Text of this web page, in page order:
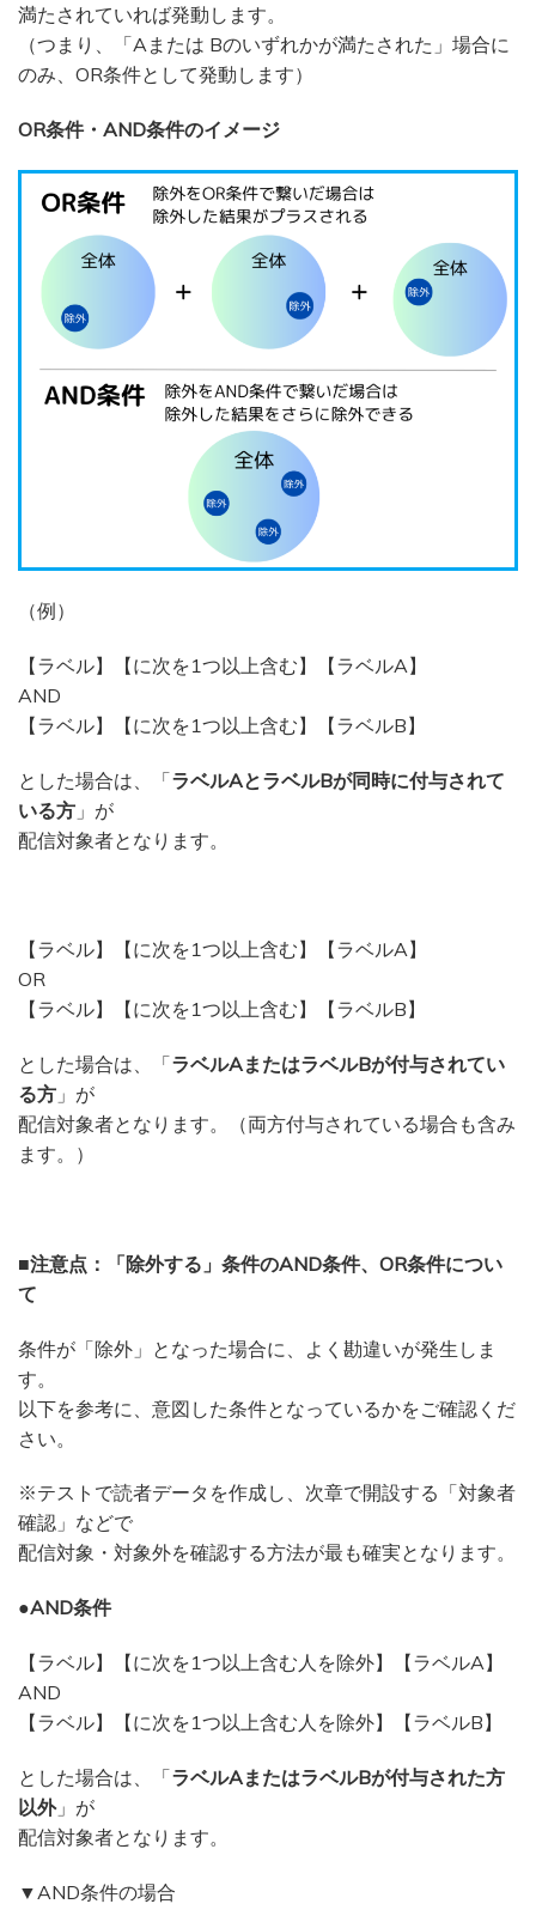
満たされていれば発動します。
（つまり、「Aまたは Bのいずれかが満たされた」場合に
のみ、OR条件として発動します）
OR条件・AND条件のイメージ
（例）
【ラベル】【に次を1つ以上含む】【ラベルA】
AND
【ラベル】【に次を1つ以上含む】【ラベルB】
とした場合は、「ラベルAとラベルBが同時に付与されて
いる方 」が
配信対象者となります。
【ラベル】【に次を1つ以上含む】【ラベルA】
OR
【ラベル】【に次を1つ以上含む】【ラベルB】
とした場合は、「ラベルAまたはラベルBが付与されてい
る方 」が
配信対象者となります。（両方付与されている場合も含み
ます。）
■注意点：「除外する」条件のAND条件、OR条件につい
て
条件が「除外」となった場合に、よく勘違いが発生しま
す。
以下を参考に、意図した条件となっているかをご確認くだ
さい。
※テストで読者データを作成し、次章で開設する「対象者
確認」などで
配信対象・対象外を確認する方法が最も確実となります。
●AND条件
【ラベル】【に次を1つ以上含む人を除外】【ラベルA】
AND
【ラベル】【に次を1つ以上含む人を除外】【ラベルB】
とした場合は、「ラベルAまたはラベルBが付与された方
以外」が
配信対象者となります。
▼AND条件の場合